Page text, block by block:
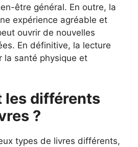
être général. En outre, la
expérience agréable et
ouvrir de nouvelles
En définitive, la lecture
la santé physique et
les différents
?
types de livres différents,